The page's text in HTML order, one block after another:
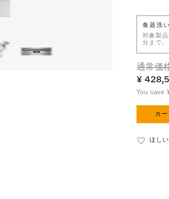
食器洗
対象製
分まで。
通常価
¥
You save
カー
ほし